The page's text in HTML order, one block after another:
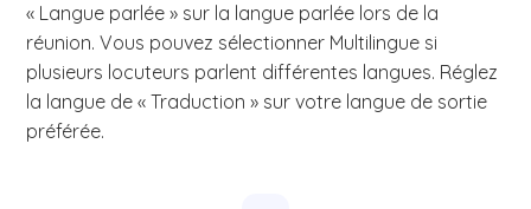
« Langue parlée » sur la langue parlée lors de la
réunion. Vous pouvez sélectionner Multilingue si
plusieurs locuteurs parlent différentes langues. Réglez
la langue de « Traduction » sur votre langue de sortie
préférée.